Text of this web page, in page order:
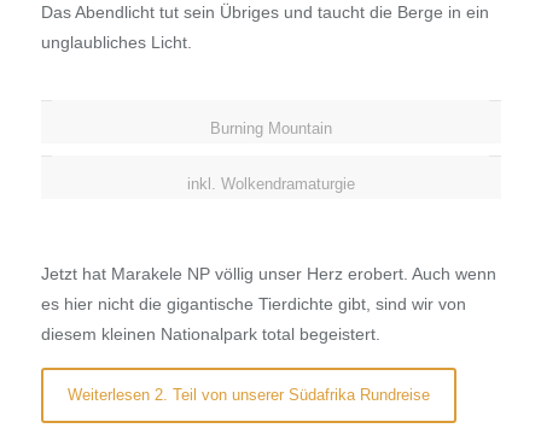
Das Abendlicht tut sein Übriges und taucht die Berge in ein
unglaubliches Licht.
Burning Mountain
inkl. Wolkendramaturgie
Jetzt hat Marakele NP völlig unser Herz erobert. Auch wenn
es hier nicht die gigantische Tierdichte gibt, sind wir von
diesem kleinen Nationalpark total begeistert.
Weiterlesen 2. Teil von unserer Südafrika Rundreise